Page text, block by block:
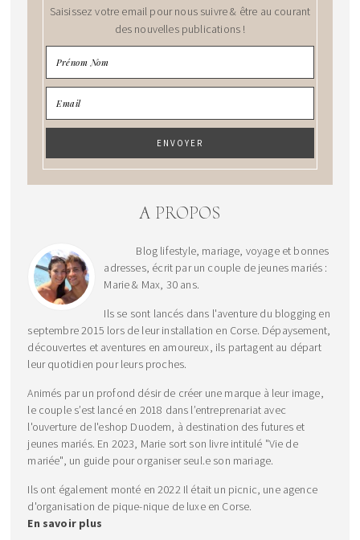
Saisissez votre email pour nous suivre & être au courant
des nouvelles publications !
A PROPOS
Blog lifestyle, mariage, voyage et bonnes
adresses, écrit par un couple de jeunes mariés :
Marie & Max, 30 ans.
Ils se sont lancés dans l'aventure du blogging en
septembre 2015 lors de leur installation en Corse. Dépaysement,
découvertes et aventures en amoureux, ils partagent au départ
leur quotidien pour leurs proches.
Animés par un profond désir de créer une marque à leur image,
le couple s’est lancé en 2018 dans l’entreprenariat avec
l'ouverture de l'eshop Duodem, à destination des futures et
jeunes mariés. En 2023, Marie sort son livre intitulé "Vie de
mariée", un guide pour organiser seul.e son mariage.
Ils ont également monté en 2022 Il était un picnic, une agence
d'organisation de pique-nique de luxe en Corse.
En savoir plus